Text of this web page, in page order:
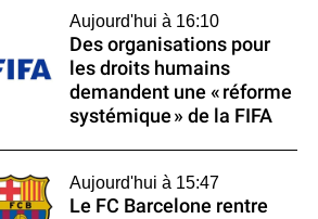
Aujourd'hui à 16:10
Des organisations pour
les droits humains
demandent une « réforme
systémique » de la FIFA
Aujourd'hui à 15:47
Le FC Barcelone rentre